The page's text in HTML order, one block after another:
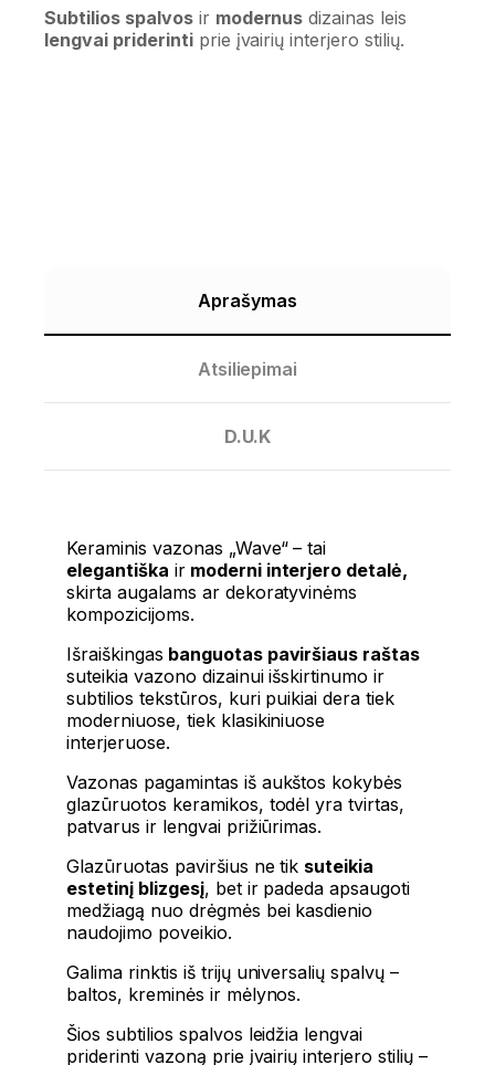
Subtilios spalvosir modernus dizainas leis
lengvai priderintiprie įvairių interjero stilių.
Aprašymas
Atsiliepimai
D.U.K
Keraminis vazonas „Wave“ – tai
elegantiška irmoderni interjero detalė,
skirta augalams ar dekoratyvinėms
kompozicijoms.
Išraiškingas banguotas paviršiaus raštas
suteikia vazono dizainui išskirtinumo ir
subtilios tekstūros, kuri puikiai dera tiek
moderniuose, tiek klasikiniuose
interjeruose.
Vazonas pagamintas iš aukštos kokybės
glazūruotos keramikos, todėl yra tvirtas,
patvarus ir lengvai prižiūrimas.
Glazūruotas paviršius ne tik suteikia
estetinį blizgesį, bet ir padeda apsaugoti
medžiagą nuo drėgmės bei kasdienio
naudojimo poveikio.
Galima rinktis iš trijų universalių spalvų –
baltos, kreminės ir mėlynos.
Šios subtilios spalvos leidžia lengvai
priderinti vazoną prie įvairių interjero stilių –